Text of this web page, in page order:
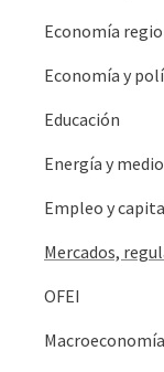
Economía
Economía y
Educación
Energía y
Empleo y
Mercados,
OFEI
Macroeconomía